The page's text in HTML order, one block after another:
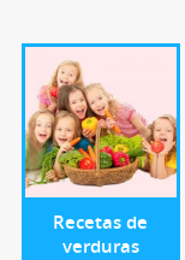
Recetas de
verduras